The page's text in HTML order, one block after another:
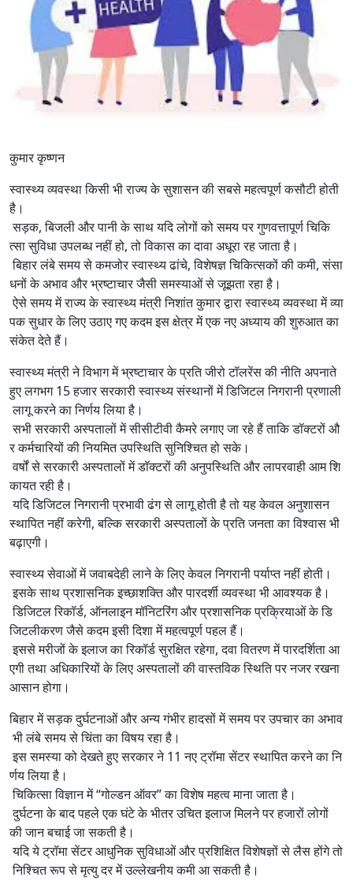
कुमार कृष्णन
स्वास्थ्य व्यवस्था किसी भी राज्य के सुशासन की सबसे महत्वपूर्ण कसौटी होती
है।
सड़क, बिजली और पानी के साथ यदि लोगों को समय पर गुणवत्तापूर्ण चिकि
त्सा सुविधा उपलब्ध नहीं हो, तो विकास का दावा अधूरा रह जाता है।
बिहार लंबे समय से कमजोर स्वास्थ्य ढांचे, विशेषज्ञ चिकित्सकों की कमी, संसा
धनों के अभाव और भ्रष्टाचार जैसी समस्याओं से जूझता रहा है।
ऐसे समय में राज्य के स्वास्थ्य मंत्री निशांत कुमार द्वारा स्वास्थ्य व्यवस्था में व्या
पक सुधार के लिए उठाए गए कदम इस क्षेत्र में एक नए अध्याय की शुरुआत का
संकेत देते हैं।
स्वास्थ्य मंत्री ने विभाग में भ्रष्टाचार के प्रति जीरो टॉलरेंस की नीति अपनाते
हुए लगभग 15 हजार सरकारी स्वास्थ्य संस्थानों में डिजिटल निगरानी प्रणाली
लागू करने का निर्णय लिया है।
सभी सरकारी अस्पतालों में सीसीटीवी कैमरे लगाए जा रहे हैं ताकि डॉक्टरों औ
र कर्मचारियों की नियमित उपस्थिति सुनिश्चित हो सके।
वर्षों से सरकारी अस्पतालों में डॉक्टरों की अनुपस्थिति और लापरवाही आम शि
कायत रही है।
यदि डिजिटल निगरानी प्रभावी ढंग से लागू होती है तो यह केवल अनुशासन
स्थापित नहीं करेगी, बल्कि सरकारी अस्पतालों के प्रति जनता का विश्वास भी
बढ़ाएगी।
स्वास्थ्य सेवाओं में जवाबदेही लाने के लिए केवल निगरानी पर्याप्त नहीं होती।
इसके साथ प्रशासनिक इच्छाशक्ति और पारदर्शी व्यवस्था भी आवश्यक है।
डिजिटल रिकॉर्ड, ऑनलाइन मॉनिटरिंग और प्रशासनिक प्रक्रियाओं के डि
जिटलीकरण जैसे कदम इसी दिशा में महत्वपूर्ण पहल हैं।
इससे मरीजों के इलाज का रिकॉर्ड सुरक्षित रहेगा, दवा वितरण में पारदर्शिता आ
एगी तथा अधिकारियों के लिए अस्पतालों की वास्तविक स्थिति पर नजर रखना
आसान होगा।
बिहार में सड़क दुर्घटनाओं और अन्य गंभीर हादसों में समय पर उपचार का अभाव
भी लंबे समय से चिंता का विषय रहा है।
इस समस्या को देखते हुए सरकार ने 11 नए ट्रॉमा सेंटर स्थापित करने का नि
र्णय लिया है।
चिकित्सा विज्ञान में “गोल्डन ऑवर” का विशेष महत्व माना जाता है।
दुर्घटना के बाद पहले एक घंटे के भीतर उचित इलाज मिलने पर हजारों लोगों
की जान बचाई जा सकती है।
यदि ये ट्रॉमा सेंटर आधुनिक सुविधाओं और प्रशिक्षित विशेषज्ञों से लैस होंगे तो
निश्चित रूप से मृत्यु दर में उल्लेखनीय कमी आ सकती है।